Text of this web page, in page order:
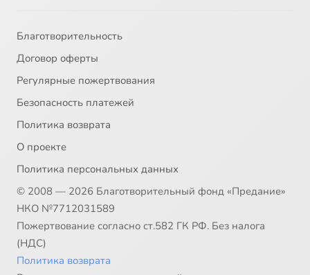
Благотворительность
Договор оферты
Регулярные пожертвования
Безопасность платежей
Политика возврата
О проекте
Политика персональных данных
© 2008 — 2026 Благотворительный фонд «Предание»
НКО №7712031589
Пожертвование согласно ст.582 ГК РФ. Без налога
(НДС)
Политика возврата